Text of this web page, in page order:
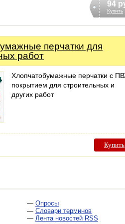
94
Купить
перчатки для
работ
Хлопчатобумажные перчатки с
покрытием для строительных и
других работ
Купить
— Опросы
— Словари терминов
— Лента новостей RSS